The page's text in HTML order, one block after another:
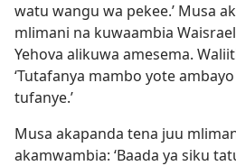
watu wangu wa pekee.’ Musa
mlimani na kuwaambia
Yehova alikuwa amesema.
‘Tutafanya mambo yote
tufanye.’
Musa akapanda tena juu
akamwambia: ‘Baada ya siku